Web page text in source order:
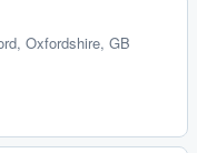
Oxfordshire, GB